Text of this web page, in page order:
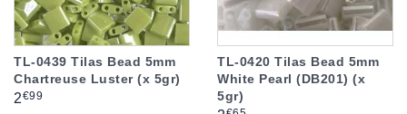
TL-0439 Tilas Bead 5mm
Chartreuse Luster (x 5gr)
Prix
2€99
TL-0420 Tilas Bead 5mm
White Pearl (DB201) (x
5gr)